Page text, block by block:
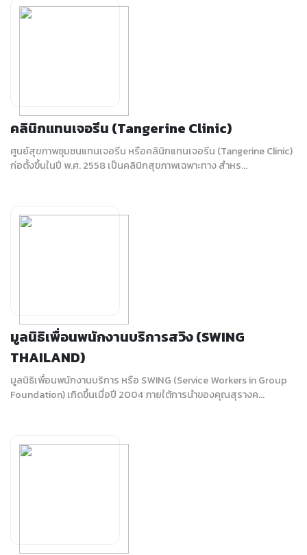
คลินิกแทนเจอรีน (Tangerine Clinic)
ศูนย์สุขภาพชุมชนแทนเจอรีน หรือคลินิกแทนเจอรีน (Tangerine Clinic)
ก่อตั้งขึ้นในปี พ.ศ. 2558 เป็นคลินิกสุขภาพเฉพาะทาง สำหร...
มูลนิธิเพื่อนพนักงานบริการสวิง (SWING
THAILAND)
มูลนิธิเพื่อนพนักงานบริการ หรือ SWING (Service Workers in Group
Foundation) เกิดขึ้นเมื่อปี 2004 ภายใต้การนำของคุณสุรางค...